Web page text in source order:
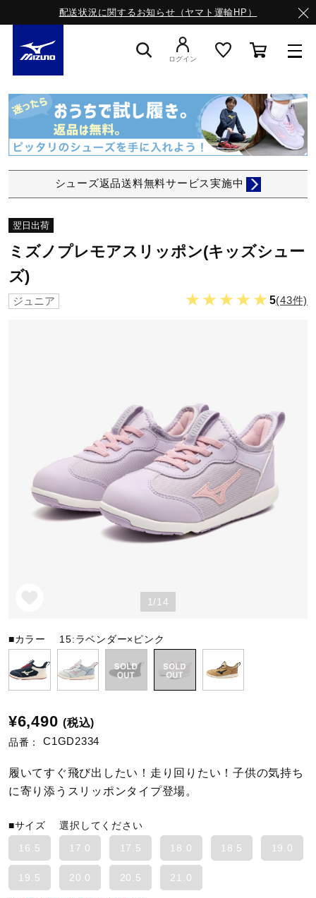
配送状況に関するお知らせ（ヤマト運輸HP）
スニーカー
ライフスタイルウエア
サッカー／フットサル
トレーニング
スイム
バレーボール
陸上競技
卓球
ソフトボール
柔道
ウィンタースポーツ
ログイン
シューズ返品送料無料サービス実施中
翌日出荷
ミズノプレモアスリッポン(キッズシュー
ズ)
ジュニア ★★★★★ 5(43件)
1/14
■カラー 15:ラベンダー×ピンク
¥6,490 (税込)
品番： C1GD2334
履いてすぐ飛び出したい！走り回りたい！子供の気持ち
に寄り添うスリッポンタイプ登場。
■サイズ選択してください
16.5
17.0 17.5 18.0 18.5 19.0
19.5 20.0 20.5 21.0